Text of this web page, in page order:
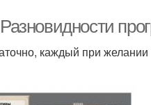
каждый при